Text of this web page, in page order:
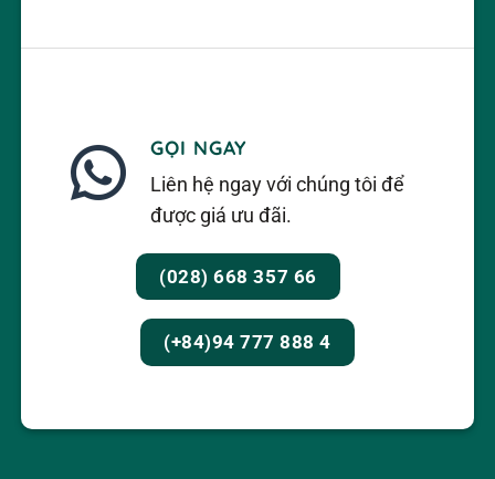
GỌI NGAY
Liên hệ ngay với chúng tôi để
được giá ưu đãi.
(028) 668 357 66
(+84)94 777 888 4